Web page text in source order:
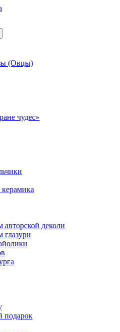
(Овцы)
чудес»
деколи
глазури
подарок